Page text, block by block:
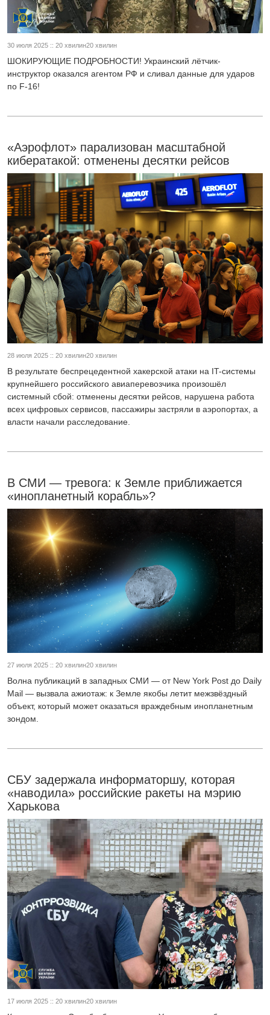
30 июля 2025 :: 20 хвилин20 хвилин
ШОКИРУЮЩИЕ ПОДРОБНОСТИ! Украинский лётчик-
инструктор оказался агентом РФ и сливал данные для ударов
по F-16!
«Аэрофлот» парализован масштабной
кибератакой: отменены десятки рейсов
28 июля 2025 :: 20 хвилин20 хвилин
В результате беспрецедентной хакерской атаки на IT-системы
крупнейшего российского авиаперевозчика произошёл
системный сбой: отменены десятки рейсов, нарушена работа
всех цифровых сервисов, пассажиры застряли в аэропортах, а
власти начали расследование.
В СМИ — тревога: к Земле приближается
«инопланетный корабль»?
27 июля 2025 :: 20 хвилин20 хвилин
Волна публикаций в западных СМИ — от New York Post до Daily
Mail — вызвала ажиотаж: к Земле якобы летит межзвёздный
объект, который может оказаться враждебным инопланетным
зондом.
СБУ задержала информаторшу, которая
«наводила» российские ракеты на мэрию
Харькова
17 июля 2025 :: 20 хвилин20 хвилин